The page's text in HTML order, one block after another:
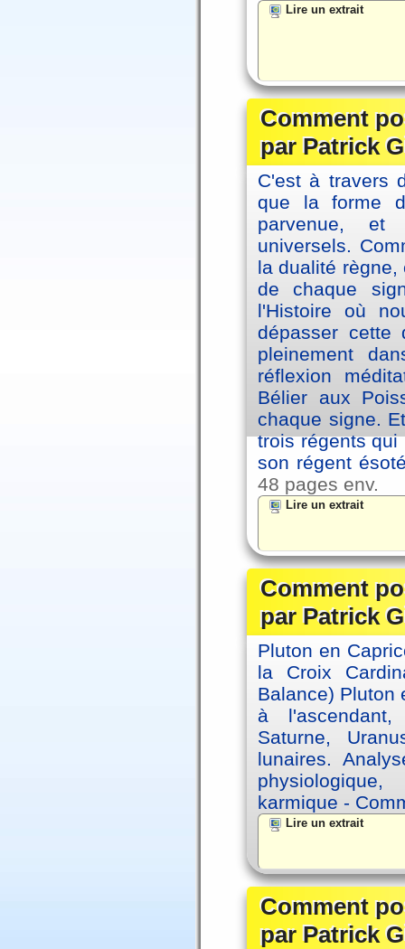
Lire un extrait
Comment
par Patrick
C'est à travers
que la forme
parvenue, et
universels.
la dualité
de chaque
l'Histoire où
dépasser cette
pleinement
réflexion
Bélier aux
chaque signe.
trois régents
son régent
48 pages env.
Lire un extrait
Comment
par Patrick
Pluton en
la Croix
Balance) Pluton
à
Saturne,
lunaires.
karmique -
Lire un extrait
Comment
par Patrick